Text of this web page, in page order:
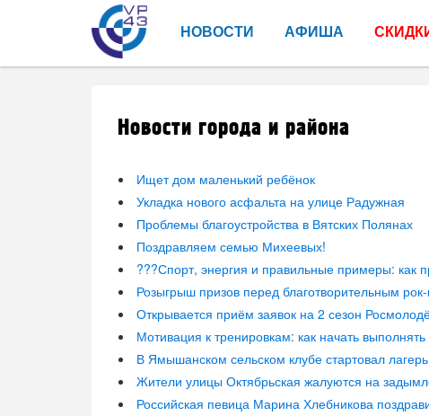
НОВОСТИ АФИША
Новости города и района
Ищет дом маленький ребёнок
Укладка нового асфальта на улице Радужная
Проблемы благоустройства в Вятских Полянах
Поздравляем семью Михеевых!
???Спорт, энергия и правильные примеры: как
Розыгрыш призов перед благотворительным
Открывается приём заявок на 2 сезон
Мотивация к тренировкам: как начать
В Ямышанском сельском клубе стартовал
Жители улицы Октябрьская жалуются на
Российская певица Марина Хлебникова